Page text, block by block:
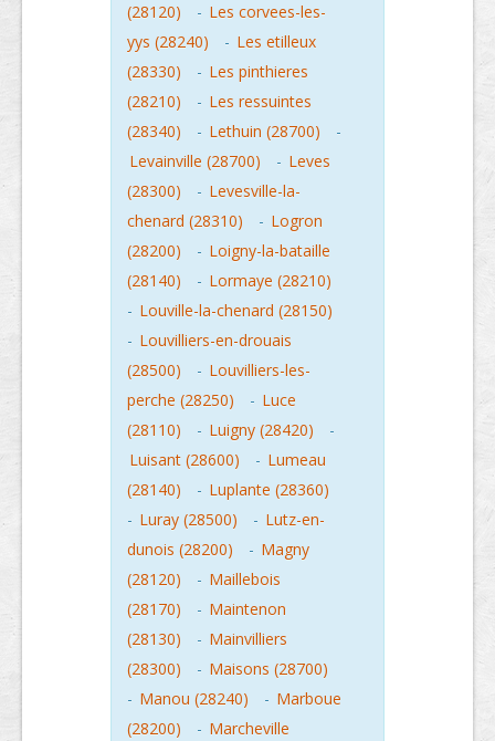
(28120)
- Les corvees-les-
yys (28240)
- Les etilleux
(28330)
- Les pinthieres
(28210)
- Les ressuintes
(28340)
- Lethuin (28700)
-
Levainville (28700)
- Leves
(28300)
- Levesville-la-
chenard (28310)
- Logron
(28200)
- Loigny-la-bataille
(28140)
- Lormaye (28210)
- Louville-la-chenard (28150)
- Louvilliers-en-drouais
(28500)
- Louvilliers-les-
perche (28250)
- Luce
(28110)
- Luigny (28420)
-
Luisant (28600)
- Lumeau
(28140)
- Luplante (28360)
- Luray (28500) - Lutz-en-
dunois (28200)
- Magny
(28120)
- Maillebois
(28170)
- Maintenon
(28130)
- Mainvilliers
(28300)
- Maisons (28700)
- Manou (28240) - Marboue
(28200)
- Marcheville